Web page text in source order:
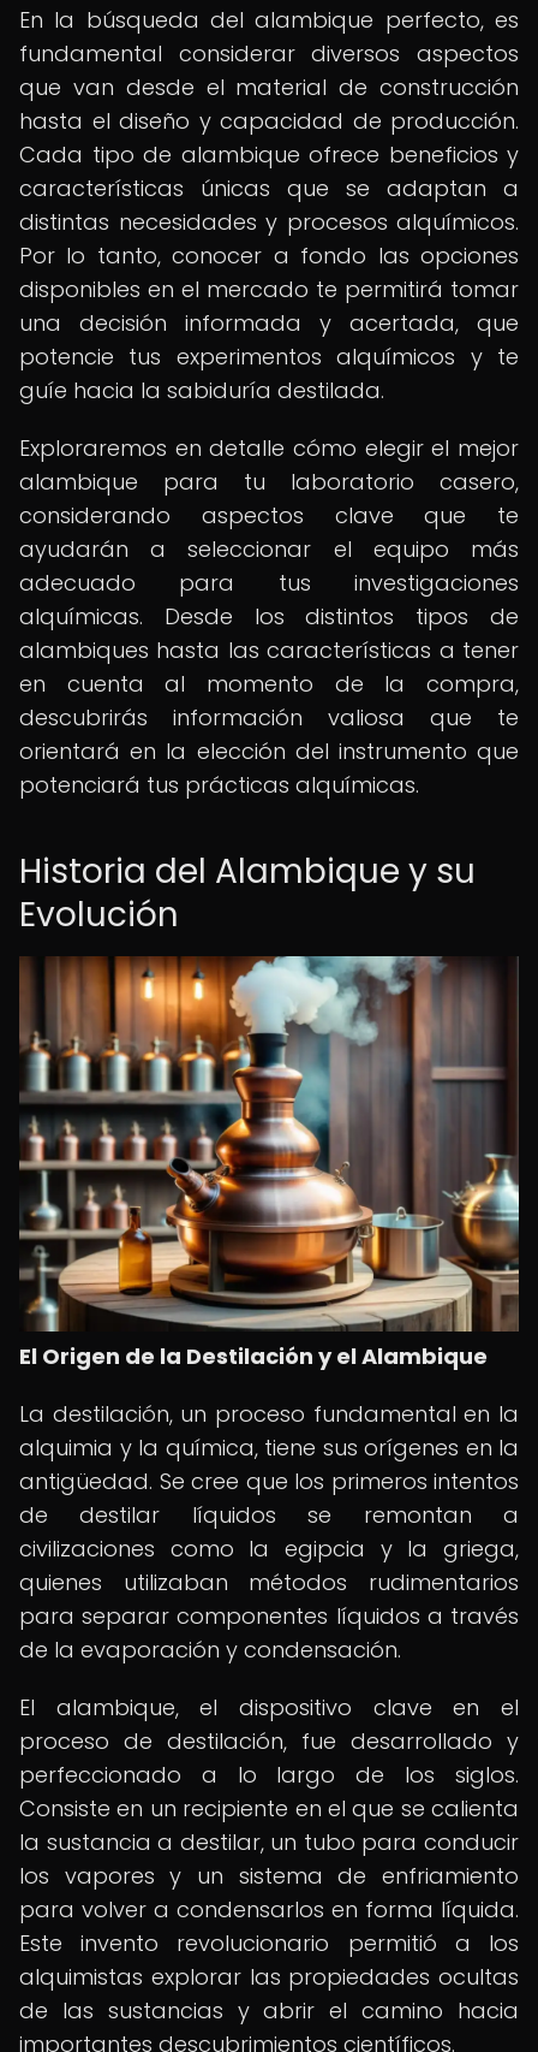
En la búsqueda del alambique perfecto, es
fundamental considerar diversos aspectos
que van desde el material de construcción
hasta el diseño y capacidad de producción.
Cada tipo de alambique ofrece beneficios y
características únicas que se adaptan a
distintas necesidades y procesos alquímicos.
Por lo tanto, conocer a fondo las opciones
disponibles en el mercado te permitirá tomar
una decisión informada y acertada, que
potencie tus experimentos alquímicos y te
guíe hacia la sabiduría destilada.
Exploraremos en detalle cómo elegir el mejor
alambique para tu laboratorio casero,
considerando aspectos clave que te
ayudarán a seleccionar el equipo más
adecuado para tus investigaciones
alquímicas. Desde los distintos tipos de
alambiques hasta las características a tener
en cuenta al momento de la compra,
descubrirás información valiosa que te
orientará en la elección del instrumento que
potenciará tus prácticas alquímicas.
Historia del Alambique y su
Evolución
El Origen de la Destilación y el Alambique
La destilación, un proceso fundamental en la
alquimia y la química, tiene sus orígenes en la
antigüedad. Se cree que los primeros intentos
de destilar líquidos se remontan a
civilizaciones como la egipcia y la griega,
quienes utilizaban métodos rudimentarios
para separar componentes líquidos a través
de la evaporación y condensación.
El alambique, el dispositivo clave en el
proceso de destilación, fue desarrollado y
perfeccionado a lo largo de los siglos.
Consiste en un recipiente en el que se calienta
la sustancia a destilar, un tubo para conducir
los vapores y un sistema de enfriamiento
para volver a condensarlos en forma líquida.
Este invento revolucionario permitió a los
alquimistas explorar las propiedades ocultas
de las sustancias y abrir el camino hacia
importantes descubrimientos científicos.